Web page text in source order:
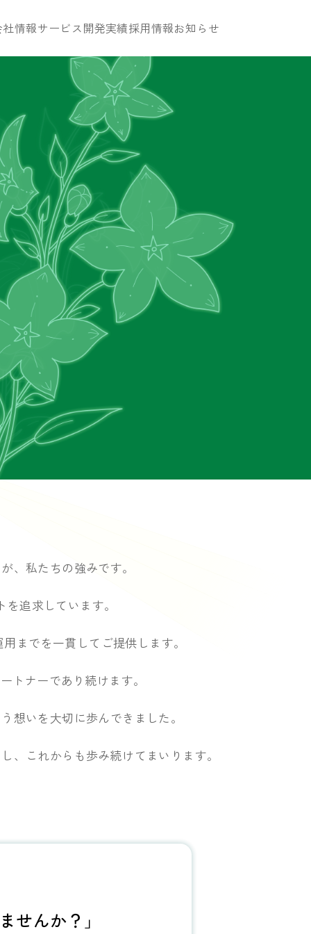
社情報サービス開発実績採用情報お知らせ
、私たちの強みです。
を追求しています。
までを一貫してご提供します。
トナーであり続けます。
想いを大切に歩んできました。
、 これからも歩み続けてまいります。
せんか？」